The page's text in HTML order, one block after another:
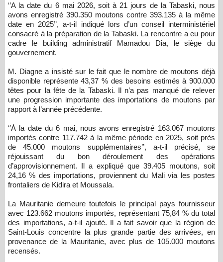
‘’A la date du 6 mai 2026, soit à 21 jours de la Tabaski, nous
avons enregistré 390.350 moutons contre 393.135 à la même
date en 2025’’, a-t-il indiqué lors d’un conseil interministériel
consacré à la préparation de la Tabaski. La rencontre a eu pour
cadre le building administratif Mamadou Dia, le siège du
gouvernement.
M. Diagne a insisté sur le fait que le nombre de moutons déjà
disponible représente 43,37 % des besoins estimés à 900.000
têtes pour la fête de la Tabaski. Il n’a pas manqué de relever
une progression importante des importations de moutons par
rapport à l’année précédente.
‘’À la date du 6 mai, nous avons enregistré 163.067 moutons
importés contre 117.742 à la même période en 2025, soit près
de 45.000 moutons supplémentaires’’, a-t-il précisé, se
réjouissant du bon déroulement des opérations
d’approvisionnement. Il a expliqué que 39.405 moutons, soit
24,16 % des importations, proviennent du Mali via les postes
frontaliers de Kidira et Moussala.
La Mauritanie demeure toutefois le principal pays fournisseur
avec 123.662 moutons importés, représentant 75,84 % du total
des importations, a-t-il ajouté. Il a fait savoir que la région de
Saint-Louis concentre la plus grande partie des arrivées, en
provenance de la Mauritanie, avec plus de 105.000 moutons
recensés.